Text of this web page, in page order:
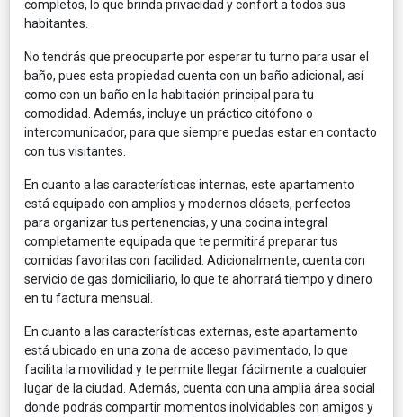
completos, lo que brinda privacidad y confort a todos sus
habitantes.
No tendrás que preocuparte por esperar tu turno para usar el
baño, pues esta propiedad cuenta con un baño adicional, así
como con un baño en la habitación principal para tu
comodidad. Además, incluye un práctico citófono o
intercomunicador, para que siempre puedas estar en contacto
con tus visitantes.
En cuanto a las características internas, este apartamento
está equipado con amplios y modernos clósets, perfectos
para organizar tus pertenencias, y una cocina integral
completamente equipada que te permitirá preparar tus
comidas favoritas con facilidad. Adicionalmente, cuenta con
servicio de gas domiciliario, lo que te ahorrará tiempo y dinero
en tu factura mensual.
En cuanto a las características externas, este apartamento
está ubicado en una zona de acceso pavimentado, lo que
facilita la movilidad y te permite llegar fácilmente a cualquier
lugar de la ciudad. Además, cuenta con una amplia área social
donde podrás compartir momentos inolvidables con amigos y